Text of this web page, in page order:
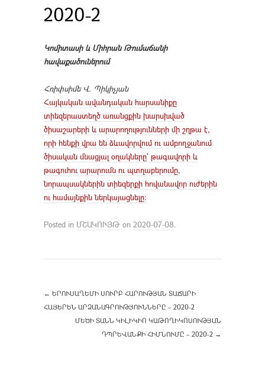
2020-2
Կոմիտասի և Միհրան Թումաճանի
հավաքածուներում
Հռիփսիմե Վ. Պիկիչյան
Հայկական ավանդական հարսանիքը
տիեզերաստեղծ առանցքին խարսխված
ծիսաշարերի և արարողությունների մի շղթա է,
որի հենքի վրա են ձևավորվում ու ամբողջանում
ծիսական մնացյալ օղակները՝ թագավորի և
թագուհու արարումն ու պտղաբերումը,
նորապսակներին տիեզերքի հովանավոր ուժերին
ու համայնքին ներկայացնելը։
Posted in ՄՇԱԿՈՒՅԹ on 2020-07-08.
← ԵՐՈՒՍԱՂԵՄԻ ՍՈՒՐԲ ՀԱՐՈՒԹՅԱՆ ՏԱՃԱՐԻ
ՀԱՅԵՐԵՆ ԱՐՁԱՆԱԳՐՈՒԹՅՈՒՆՆԵՐԸ – 2020-2
ՄԵԾԻ ՏԱՆՆ ԿԻԼԻԿԻՈ ԿԱԹՈՂԻԿՈՍՈՒԹՅԱՆ
ԴՊՐԵՎԱՆՔԻ ՀԻՄՆՈՒՄԸ – 2020-2 →